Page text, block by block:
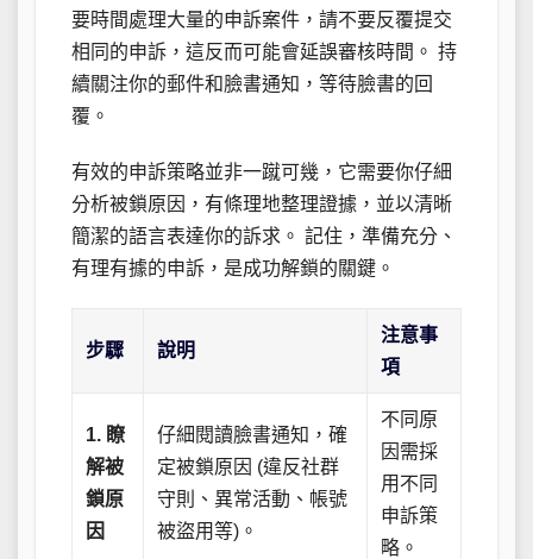
要時間處理大量的申訴案件，請不要反覆提交
相同的申訴，這反而可能會延誤審核時間。 持
續關注你的郵件和臉書通知，等待臉書的回
覆。
有效的申訴策略並非一蹴可幾，它需要你仔細
分析被鎖原因，有條理地整理證據，並以清晰
簡潔的語言表達你的訴求。 記住，準備充分、
有理有據的申訴，是成功解鎖的關鍵。
步驟 說明
注意事
項
1. 瞭
解被
鎖原
因
仔細閱讀臉書通知，確
定被鎖原因 (違反社群
守則、異常活動、帳號
被盜用等)。
不同原
因需採
用不同
申訴策
略。